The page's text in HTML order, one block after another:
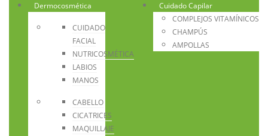
Dermocosmética
CUIDADO
FACIAL
NUTRICOSMÉTICA
LABIOS
MANOS
CABELLO
CICATRICES
MAQUILLAJE
Cuidado Capilar
COMPLEJOS VITAMÍNICOS
CHAMPÚS
AMPOLLAS